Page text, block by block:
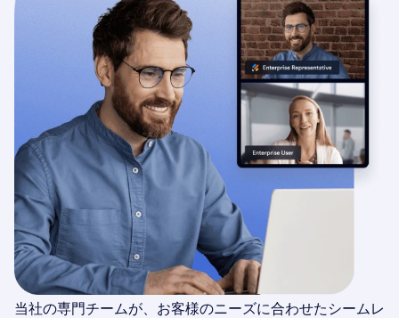
当社の専門チームが、お客様のニーズに合わせたシームレ